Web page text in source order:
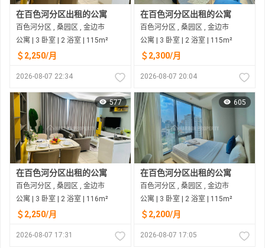
在百色河分区出租的公寓
百色河分区 , 桑园区 , 金边市
公寓 | 3 卧室 | 2 浴室 | 115m²
＄2,250/月
2026-08-07 22:34
在百色河分区出租的公寓
百色河分区 , 桑园区 , 金边市
公寓 | 3 卧室 | 2 浴室 | 115m²
＄2,300/月
2026-08-07 20:04
577
在百色河分区出租的公寓
百色河分区 , 桑园区 , 金边市
公寓 | 3 卧室 | 2 浴室 | 116m²
＄2,250/月
2026-08-07 17:31
605
在百色河分区出租的公寓
百色河分区 , 桑园区 , 金边市
公寓 | 3 卧室 | 2 浴室 | 115m²
＄2,200/月
2026-08-07 17:05